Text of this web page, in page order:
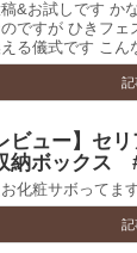
&お試しです か
ですが ひきフ
る儀式です こん
記
ビュー】セ
納ボックス
お化粧サボってま
記